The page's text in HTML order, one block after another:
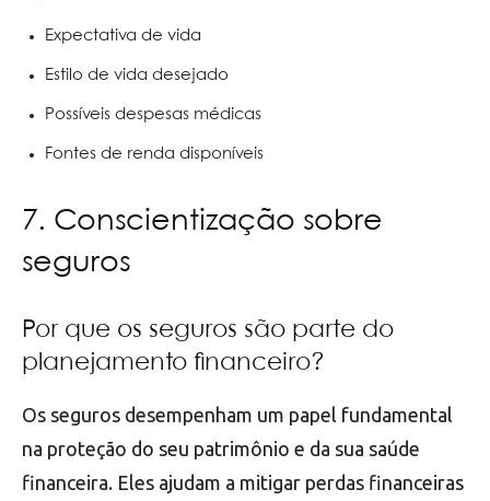
Expectativa de vida
Estilo de vida desejado
Possíveis despesas médicas
Fontes de renda disponíveis
7. Conscientização sobre
seguros
Por que os seguros são parte do
planejamento financeiro?
Os seguros desempenham um papel fundamental
na proteção do seu patrimônio e da sua saúde
financeira. Eles ajudam a mitigar perdas financeiras